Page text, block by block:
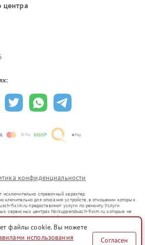
центра
конфиденциальности
справочный характер.
для описания устройств, в отношении которых
fixim.ru предоставляют услуги по ремонту. Услуги
сервисных центрах hbr.kuppersbusch-fixim.ru, которые не
знаков или их официальными представителями.
уже введенных в гражданский оборот в соответствии
не преследует цели индивидуализации услуг или введения
для информирования о предоставляемых услугах по
файлы cookie. Вы можете
использования
Согласен